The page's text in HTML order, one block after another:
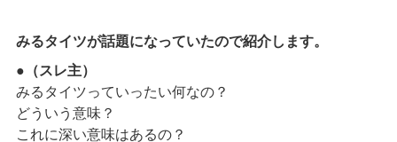
みるタイツが話題になっていたので紹介します。
● （スレ主）
みるタイツっていったい何なの？
どういう意味？
これに深い意味はあるの？